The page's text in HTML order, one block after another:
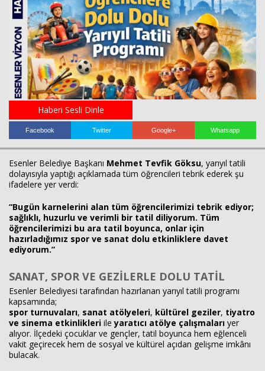
Haberi Sesli Dinle
Facebook Twitter Google+ Whatsapp
Esenler Belediye Başkanı Mehmet Tevfik Göksu, yarıyıl tatili
dolayısıyla yaptığı açıklamada tüm öğrencileri tebrik ederek şu
ifadelere yer verdi:
“Bugün karnelerini alan tüm öğrencilerimizi tebrik ediyor;
sağlıklı, huzurlu ve verimli bir tatil diliyorum. Tüm
öğrencilerimizi bu ara tatil boyunca, onlar için
hazırladığımız spor ve sanat dolu etkinliklere davet
ediyorum.”
SANAT, SPOR VE GEZİLERLE DOLU TATİL
Esenler Belediyesi tarafından hazırlanan yarıyıl tatili programı
kapsamında;
spor turnuvaları, sanat atölyeleri, kültürel geziler, tiyatro
ve sinema etkinlikleri ileyaratıcı atölye çalışmaları yer
alıyor. İlçedeki çocuklar ve gençler, tatil boyunca hem eğlenceli
vakit geçirecek hem de sosyal ve kültürel açıdan gelişme imkânı
bulacak.
KÜNYE
İLETİŞİM
Haberin Doğru Adresi.